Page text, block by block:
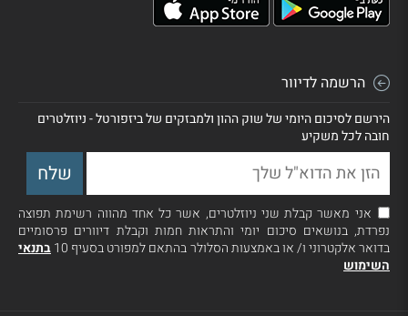
הרשמה לדיוור
הירשם לסיכום היומי של שוק ההון ולמבזקים של ביזפורטל - ניוזלטרים
חובה לכל משקיע
אני מאשר קבלת שני ניוזלטרים, אשר כל אחד מהווה רשימת תפוצה
נפרדת, בנושאים סיכום יומי והתראות חמות וקבלת דיוורים פרסומיים
בדואר אלקטרוני ו/ או באמצעות הסלולר בהתאם למפורט בסעיף 10
בתנאי
השימוש